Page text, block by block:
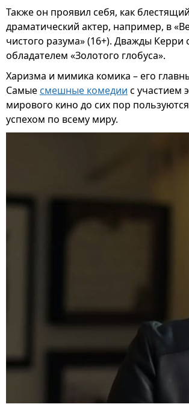
Также он проявил себя, как блестящий
драматический актер, например, в
чистого разума» (16+). Дважды Керри
обладателем «Золотого глобуса».
Харизма и мимика комика – его
Самые смешные комедии с участием
мирового кино до сих пор
успехом по всему миру.